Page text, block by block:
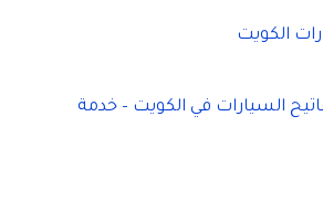
الكويت
السيارات في الكويت – خدمة